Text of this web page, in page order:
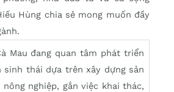
Hùng chia sẻ mong muốn đầy
Mau đang quan tâm phát triển
thái dựa trên xây dựng sản
nghiệp, gắn việc khai thác,